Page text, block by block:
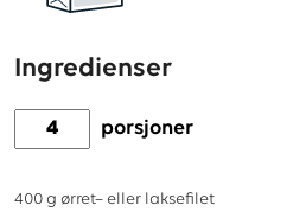
Ingredienser
porsjoner
400 g ørret– eller laksefilet